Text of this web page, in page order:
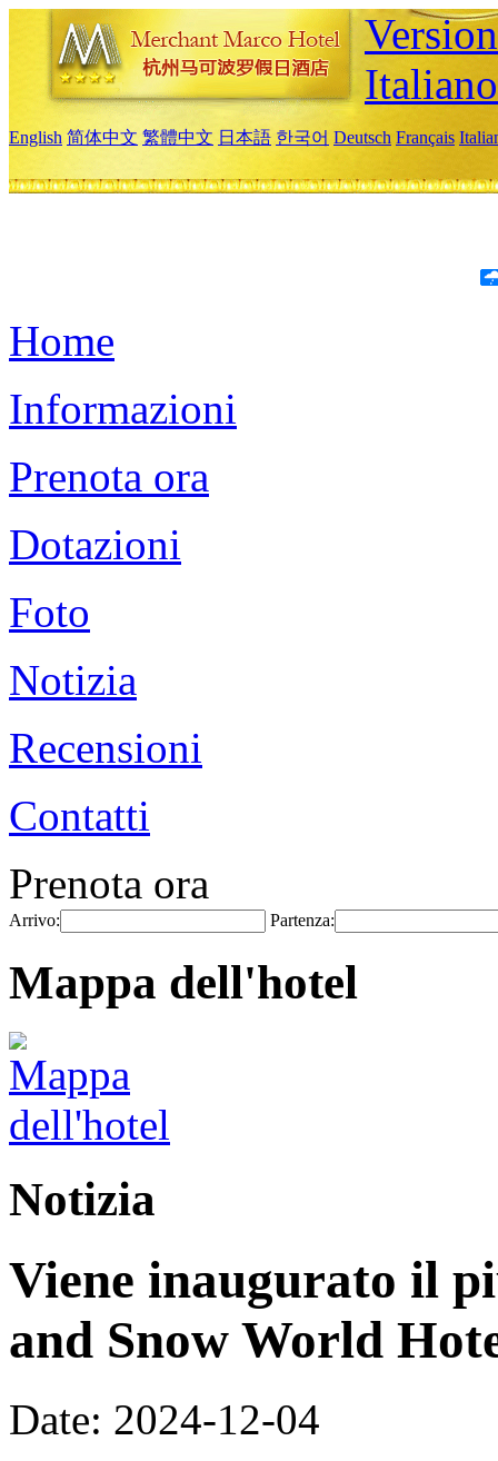
Italiano
English 简体中文 繁體中文 日本語 한국어 Deutsch Français
Home
Informazioni
Prenota ora
Dotazioni
Foto
Notizia
Recensioni
Contatti
Prenota ora
Arrivo: Partenza:
Mappa dell'hotel
Notizia
Viene inaugurato il
and Snow World
Date: 2024-12-04